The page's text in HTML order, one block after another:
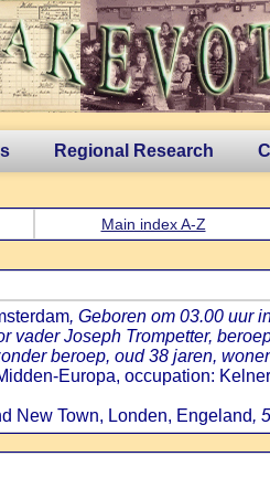
Regional Research
Main index A-Z
, Geboren om 03.00 uur
vader Joseph Trompetter,
beroep, oud 38 jaren,
Europa, occupation:
New Town, Londen, Engeland,